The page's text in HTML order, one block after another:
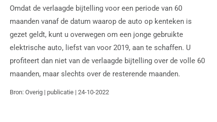
Omdat de verlaagde bijtelling voor een periode van 60
maanden vanaf de datum waarop de auto op kenteken is
gezet geldt, kunt u overwegen om een jonge gebruikte
elektrische auto, liefst van voor 2019, aan te schaffen. U
profiteert dan niet van de verlaagde bijtelling over de volle 60
maanden, maar slechts over de resterende maanden.
Bron: Overig | publicatie | 24-10-2022